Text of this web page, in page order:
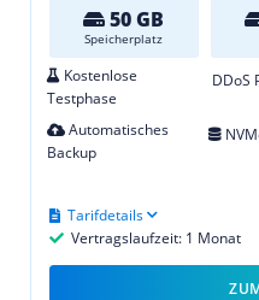
50 GB
Speicherplatz
Kostenlose
Testphase
DDoS
Automatisches
Backup
Vertragslaufzeit: 1 Monat
Tarifdetails